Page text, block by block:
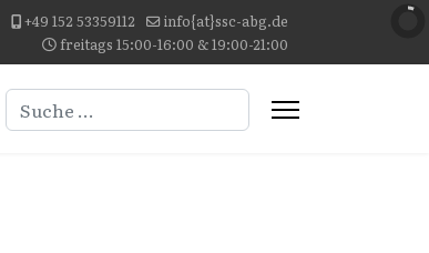
+49 152 53359112
info{at}ssc-abg.de
freitags 15:00-16:00 & 19:00-21:00
Suchen